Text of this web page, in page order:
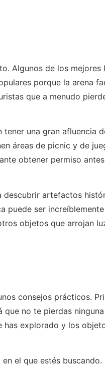
Algunos de los mejores
porque la arena
que a menudo
una gran afluencia
áreas de picnic y de
obtener permiso
artefactos
puede ser
objetos que arrojan
consejos prácticos.
no te pierdas
explorado y los
el que estés buscando.